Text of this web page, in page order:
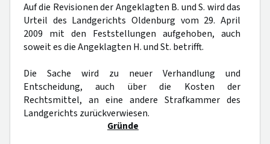
Auf die Revisionen der Angeklagten B. und S. wird das
Urteil des Landgerichts Oldenburg vom 29. April
2009 mit den Feststellungen aufgehoben, auch
soweit es die Angeklagten H. und St. betrifft.
Die Sache wird zu neuer Verhandlung und
Entscheidung, auch über die Kosten der
Rechtsmittel, an eine andere Strafkammer des
Landgerichts zurückverwiesen.
Gründe